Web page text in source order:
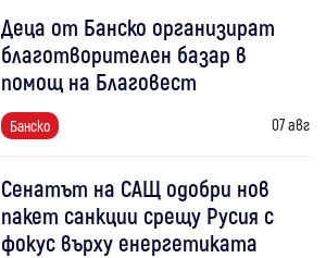
Деца от Банско организират
благотворителен базар в
помощ на Благовест
Банско 07 авг
Сенатът на САЩ одобри нов
пакет санкции срещу Русия с
фокус върху енергетиката